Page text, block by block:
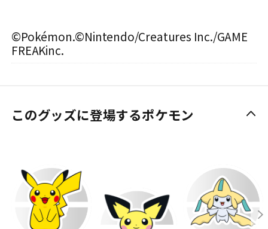
©Pokémon.©Nintendo/Creatures Inc./GAME
FREAKinc.
このグッズに登場するポケモン